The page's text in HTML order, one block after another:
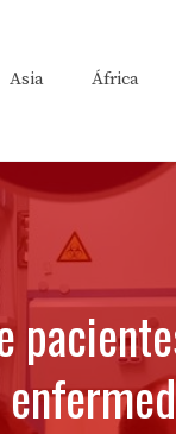
Asia África